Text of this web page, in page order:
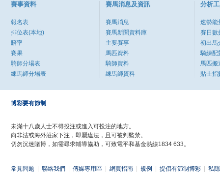
賽事資料
報名表
排位表(本地)
賠率
賽果
騎師分場表
練馬師分場表
賽馬消息及資訊
賽馬消息
賽馬新聞資料庫
主要賽事
馬匹資料
騎師資料
練馬師資料
分析
速勢能
賽日數
初出馬
騎練配
馬匹搬
貼士指
博彩要有節制
未滿十八歲人士不得投注或進入可投注的地方。
向非法或海外莊家下注，即屬違法，且可被判監禁。
切勿沉迷賭博，如需尋求輔導協助，可致電平和基金熱線1834 633。
常見問題 聯絡我們 傳媒專用區 網頁指南 規例 提倡有節制博彩 私